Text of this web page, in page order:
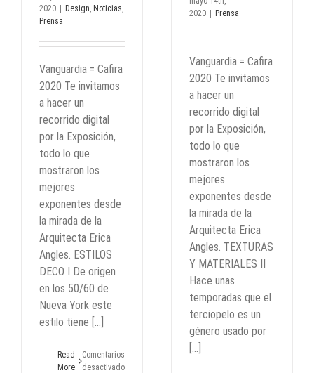
2020
Design, Noticias,
Prensa
Vanguardia = Cafira
2020 Te invitamos
a hacer un
recorrido digital
por la Exposición,
todo lo que
mostraron los
mejores
exponentes desde
la mirada de la
Arquitecta Erica
Angles. ESTILOS
DECO I De origen
en los 50/60 de
Nueva York este
estilo tiene [...]
Read
More
Comentarios
desactivados
2020
Prensa
Vanguardia = Cafira
2020 Te invitamos
a hacer un
recorrido digital
por la Exposición,
todo lo que
mostraron los
mejores
exponentes desde
la mirada de la
Arquitecta Erica
Angles. TEXTURAS
Y MATERIALES II
Hace unas
temporadas que el
terciopelo es un
género usado por
[...]